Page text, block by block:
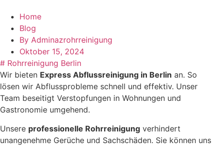
Home
Blog
By Adminazrohrreinigung
Oktober 15, 2024
# Rohrreinigung Berlin
Wir bieten Express Abflussreinigung in Berlin an. So
lösen wir Abflussprobleme schnell und effektiv. Unser
Team beseitigt Verstopfungen in Wohnungen und
Gastronomie umgehend.
Unsere professionelle Rohrreinigung verhindert
unangenehme Gerüche und Sachschäden. Sie können uns